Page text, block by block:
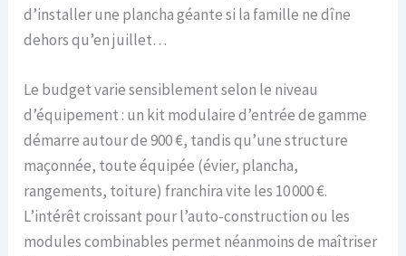
d’installer une plancha géante si la famille ne dîne
dehors qu’en juillet…
Le budget varie sensiblement selon le niveau
d’équipement : un kit modulaire d’entrée de gamme
démarre autour de 900 €, tandis qu’une structure
maçonnée, toute équipée (évier, plancha,
rangements, toiture) franchira vite les 10 000 €.
L’intérêt croissant pour l’auto-construction ou les
modules combinables permet néanmoins de maîtriser